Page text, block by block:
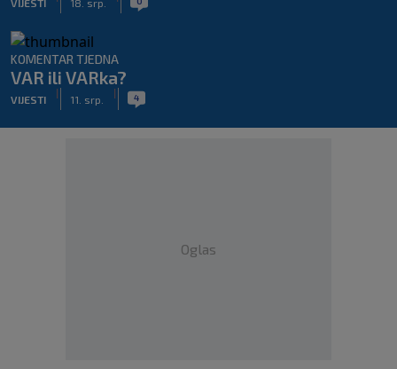
KOMENTAR TJEDNA
VAR ili VARka?
VIJESTI
|
11. srp.
| 4
Oglas